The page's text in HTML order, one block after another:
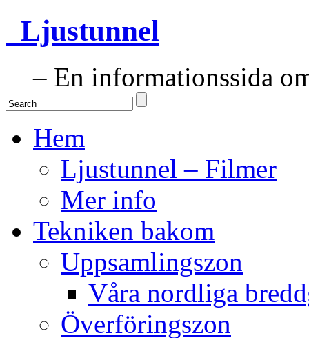
Ljustunnel
– En informationssida
Hem
Ljustunnel – Filmer
Mer info
Tekniken bakom
Uppsamlingszon
Våra nordliga
Överföringszon